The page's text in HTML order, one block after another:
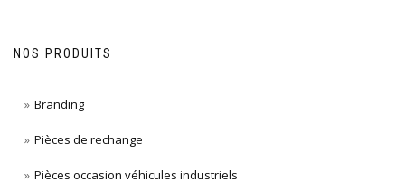
NOS PRODUITS
Branding
Pièces de rechange
Pièces occasion véhicules industriels